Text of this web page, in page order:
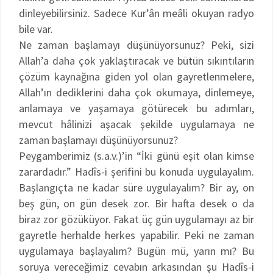
dinleyebilirsiniz. Sadece Kur’ân meâli okuyan radyo
bile var.
Ne zaman başlamayı düşünüyorsunuz? Peki, sizi
Allah’a daha çok yaklaştıracak ve bütün sıkıntıların
çözüm kaynağına giden yol olan gayretlenmelere,
Allah’ın dediklerini daha çok okumaya, dinlemeye,
anlamaya ve yaşamaya götürecek bu adımları,
mevcut hâlinizi aşacak şekilde uygulamaya ne
zaman başlamayı düşünüyorsunuz?
Peygamberimiz (s.a.v.)’in “İki günü eşit olan kimse
zarardadır.” Hadîs-i şerifini bu konuda uygulayalım.
Başlangıçta ne kadar süre uygulayalım? Bir ay, on
beş gün, on gün desek zor. Bir hafta desek o da
biraz zor gözüküyor. Fakat üç gün uygulamayı az bir
gayretle herhalde herkes yapabilir. Peki ne zaman
uygulamaya başlayalım? Bugün mü, yarın mı? Bu
soruya vereceğimiz cevabın arkasından şu Hadîs-i